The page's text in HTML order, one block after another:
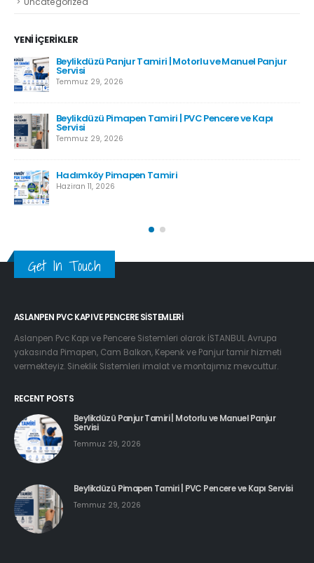
YENI İÇERIKLER
Beylikdüzü Panjur Tamiri | Motorlu ve Manuel Panjur
Servisi
Temmuz 29, 2026
Beylikdüzü Pimapen Tamiri | PVC Pencere ve Kapı
Servisi
Temmuz 29, 2026
Hadımköy Pimapen Tamiri
Haziran 11, 2026
Get In Touch
ASLANPEN PVC KAPI VE PENCERE SISTEMLERI
Aslanpen Pvc Kapı ve Pencere Sistemleri olarak İSTANBUL Avrupa
yakasında Pimapen, Cam Balkon, Kepenk ve Panjur tamir hizmeti
vermekteyiz. Sineklik Sistemleri imalat ve montajımız mevcuttur.
RECENT POSTS
Beylikdüzü Panjur Tamiri | Motorlu ve Manuel Panjur
Servisi
Temmuz 29, 2026
Beylikdüzü Pimapen Tamiri | PVC Pencere ve Kapı Servisi
Temmuz 29, 2026